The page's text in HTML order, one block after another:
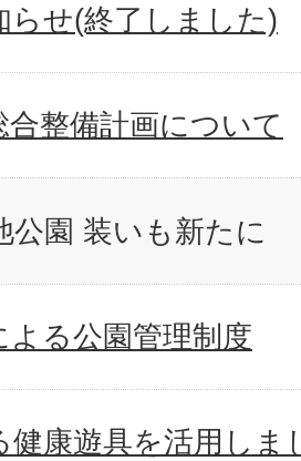
らせ(終了しました)
合整備計画について
公園 装いも新たに
よる公園管理制度
健康遊具を活用しま